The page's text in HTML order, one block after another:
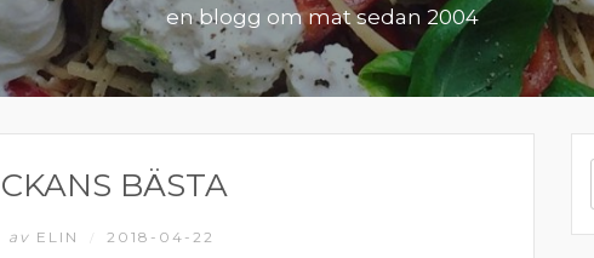
en blogg om mat sedan 2004
BÄSTA
av ELIN 2018-04-22